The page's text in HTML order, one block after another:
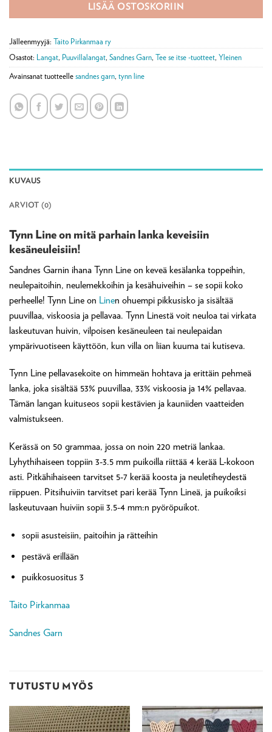
LISÄÄ OSTOSKORIIN
Jälleenmyyjä: Taito Pirkanmaa ry
Osastot: Langat, Puuvillalangat, Sandnes Garn, Tee se itse -tuotteet, Yleinen
Avainsanat tuotteelle sandnes garn, tynn line
KUVAUS
ARVIOT (0)
Tynn Line on mitä parhain lanka keveisiin
kesäneuleisiin!
Sandnes Garnin ihana Tynn Line on keveä kesälanka toppeihin,
neulepaitoihin, neulemekkoihin ja kesähuiveihin – se sopii koko
perheelle! Tynn Line on Linen ohuempi pikkusisko ja sisältää
puuvillaa, viskoosia ja pellavaa. Tynn Linestä voit neuloa tai virkata
laskeutuvan huivin, vilpoisen kesäneuleen tai neulepaidan
ympärivuotiseen käyttöön, kun villa on liian kuuma tai kutiseva.
Tynn Line pellavasekoite on himmeän hohtava ja erittäin pehmeä
lanka, joka sisältää 53% puuvillaa, 33% viskoosia ja 14% pellavaa.
Tämän langan kuituseos sopii kestävien ja kauniiden vaatteiden
valmistukseen.
Kerässä on 50 grammaa, jossa on noin 220 metriä lankaa.
Lyhythihaiseen toppiin 3-3.5 mm puikoilla riittää 4 kerää L-kokoon
asti. Pitkähihaiseen tarvitset 5-7 kerää koosta ja neuletiheydestä
riippuen. Pitsihuiviin tarvitset pari kerää Tynn Lineä, ja puikoiksi
laskeutuvaan huiviin sopii 3.5-4 mm:n pyöröpuikot.
sopii asusteisiin, paitoihin ja rätteihin
pestävä erillään
puikkosuositus 3
Taito Pirkanmaa
Sandnes Garn
TUTUSTU MYÖS